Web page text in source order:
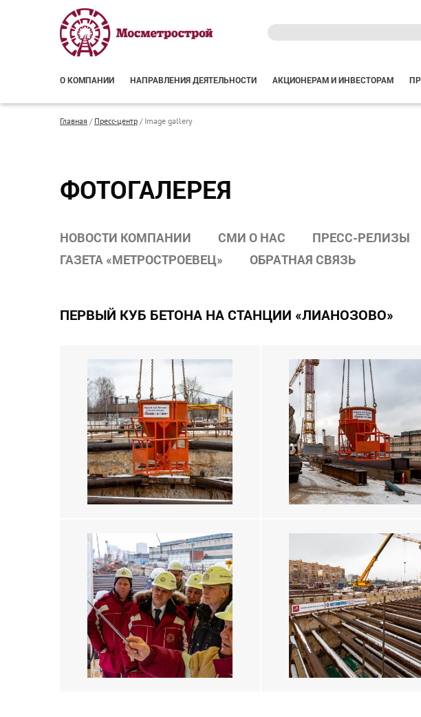
О КОМПАНИИ НАПРАВЛЕНИЯ ДЕЯТЕЛЬНОСТИ АКЦИОНЕРАМ И ИНВЕСТОРАМ
Главная / Пресс-центр /Image gallery
ФОТОГАЛЕРЕЯ
НОВОСТИ КОМПАНИИ СМИ О НАС ПРЕСС-РЕЛИЗЫ
ГАЗЕТА «МЕТРОСТРОЕВЕЦ»
ОБРАТНАЯ СВЯЗЬ
ПЕРВЫЙ КУБ БЕТОНА НА СТАНЦИИ «ЛИАНОЗОВО»